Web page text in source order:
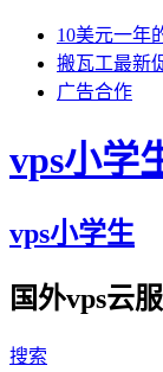
10美元一年
搬瓦工最新
广告合作
vps小学
vps小学生
国外vps云
搜索